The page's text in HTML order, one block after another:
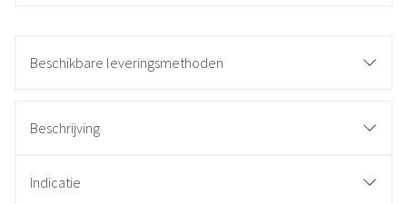
Beschikbare leveringsmethoden
Beschrijving
Indicatie